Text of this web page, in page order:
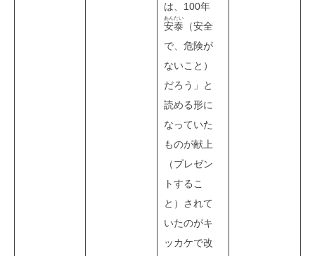
は、100年
安泰
あんたい
（安全
で、危険が
ないこと）
だろう」と
読める形に
なっていた
ものが献上
（プレゼン
トするこ
と）されて
いたのがキ
ッカケで改